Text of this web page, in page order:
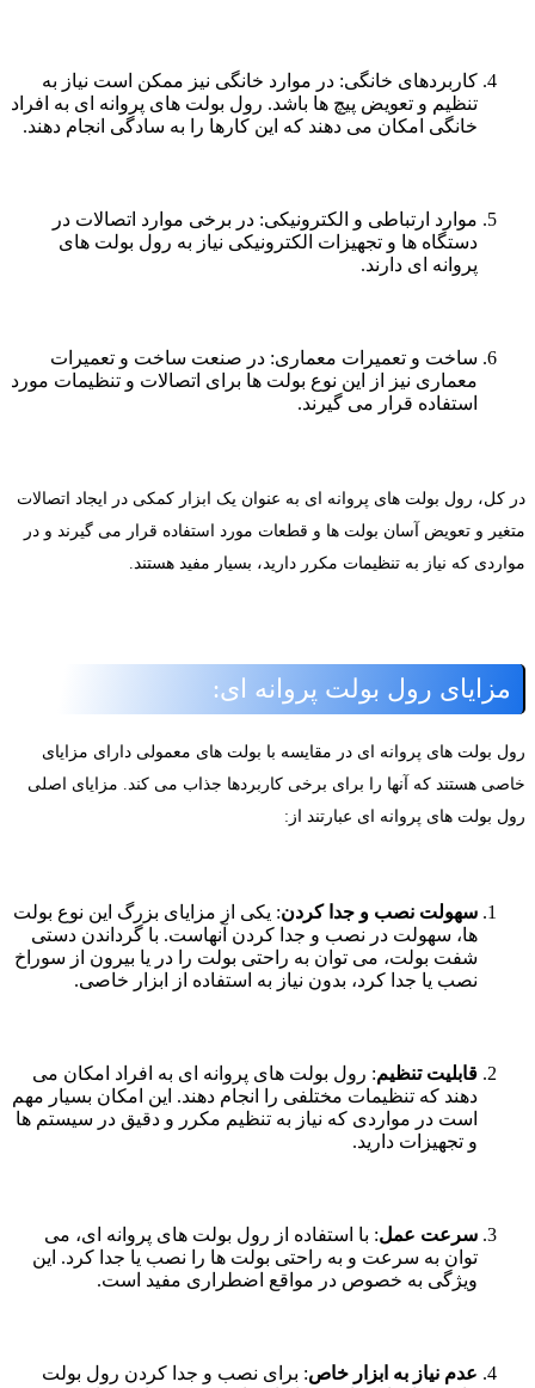
کاربردهای خانگی: در موارد خانگی نیز ممکن است نیاز به
تنظیم و تعویض پیچ ها باشد. رول بولت های پروانه ای به افراد
خانگی امکان می دهند که این کارها را به سادگی انجام دهند.
موارد ارتباطی و الکترونیکی: در برخی موارد اتصالات در
دستگاه ها و تجهیزات الکترونیکی نیاز به رول بولت های
پروانه ای دارند.
ساخت و تعمیرات معماری: در صنعت ساخت و تعمیرات
معماری نیز از این نوع بولت ها برای اتصالات و تنظیمات مورد
استفاده قرار می گیرند.
کل، رول بولت های پروانه ای به عنوان یک ابزار کمکی در ایجاد اتصالات
و تعویض آسان بولت ها و قطعات مورد استفاده قرار می گیرند و در
که نیاز به تنظیمات مکرر دارید، بسیار مفید هستند.
مزایای رول بولت پروانه ای:
بولت های پروانه ای در مقایسه با بولت های معمولی دارای مزایای
هستند که آنها را برای برخی کاربردها جذاب می کند. مزایای اصلی
بولت های پروانه ای عبارتند از:
سهولت نصب و جدا کردن: یکی از مزایای بزرگ این نوع بولت
ها، سهولت در نصب و جدا کردن آنهاست. با گرداندن دستی
شفت بولت، می توان به راحتی بولت را در یا بیرون از سوراخ
نصب یا جدا کرد، بدون نیاز به استفاده از ابزار خاصی.
قابلیت تنظیم: رول بولت های پروانه ای به افراد امکان می
دهند که تنظیمات مختلفی را انجام دهند. این امکان بسیار مهم
است در مواردی که نیاز به تنظیم مکرر و دقیق در سیستم ها
و تجهیزات دارید.
سرعت عمل: با استفاده از رول بولت های پروانه ای، می
توان به سرعت و به راحتی بولت ها را نصب یا جدا کرد. این
ویژگی به خصوص در مواقع اضطراری مفید است.
عدم نیاز به ابزار خاص: برای نصب و جدا کردن رول بولت